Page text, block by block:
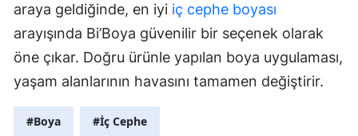
araya geldiğinde, en iyi iç cephe boyası
arayışında Bi’Boya güvenilir bir seçenek olarak
öne çıkar. Doğru ürünle yapılan boya uygulaması,
yaşam alanlarının havasını tamamen değiştirir.
#Boya #İç Cephe